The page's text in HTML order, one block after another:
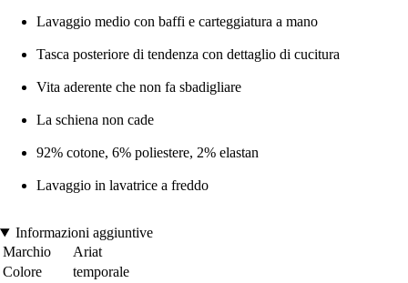
Lavaggio medio con baffi e carteggiatura a mano
Tasca posteriore di tendenza con dettaglio di cucitura
Vita aderente che non fa sbadigliare
La schiena non cade
92% cotone, 6% poliestere, 2% elastan
Lavaggio in lavatrice a freddo
Informazioni aggiuntive
Marchio
Ariat
Colore
temporale